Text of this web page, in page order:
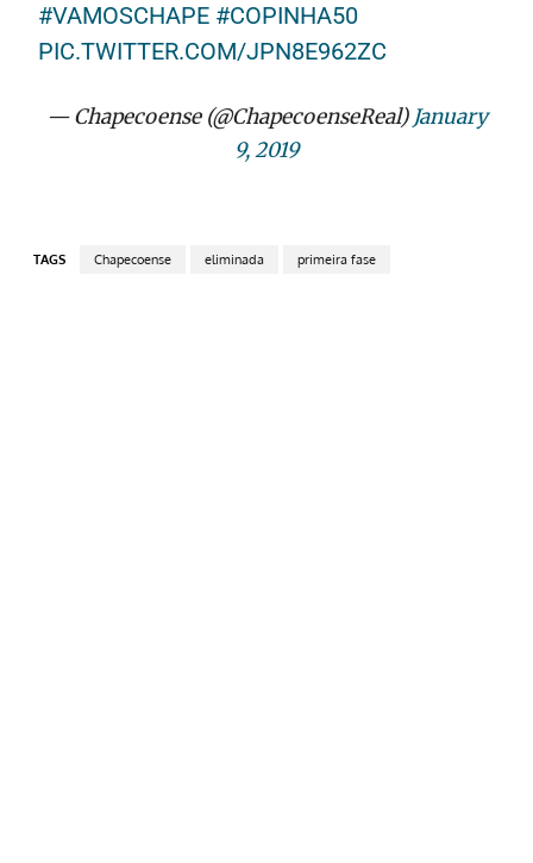
#VAMOSCHAPE #COPINHA50
PIC.TWITTER.COM/JPN8E962ZC
— Chapecoense (@ChapecoenseReal) January
9, 2019
TAGS Chapecoense eliminada primeira fase